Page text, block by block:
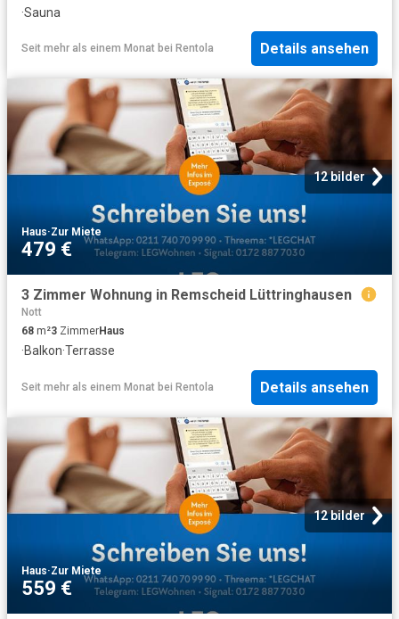
·Sauna
Seit mehr als einem Monat bei Rentola Details ansehen
12 bilder
Haus·Zur Miete
479 €
3 Zimmer Wohnung in Remscheid Lüttringhausen
Nott
68 m²3 ZimmerHaus
·Balkon·Terrasse
Seit mehr als einem Monat bei Rentola Details ansehen
12 bilder
Haus·Zur Miete
559 €